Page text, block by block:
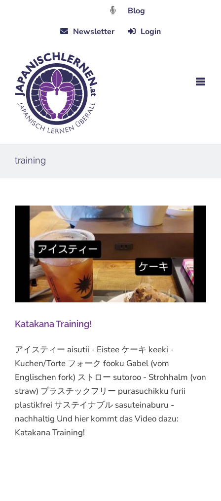
Blog
Newsletter
Login
training
Katakana Training!
アイスティー aisutii - Eistee ケーキ keeki -
Kuchen/Torte フォーク fooku Gabel (vom
Englischen fork) ストロー sutoroo - Strohhalm (von
straw) プラスチックフリー purasuchikku furii
plastikfrei サステイナブル sasuteinaburu -
nachhaltig Und hier kommt das Video dazu:
Katakana Training!